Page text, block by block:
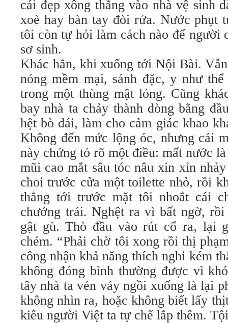
cái đẹp xông thẳng vào nhà vệ sinh
xoè hay bàn tay đòi rửa. Nước phụt
tôi còn tự hỏi làm cách nào để người
sơ sinh.
Khác hẳn, khi xuống tới Nội Bài.
nóng mềm mại, sánh đặc, y như
trong một thùng mật lỏng. Cũng
bay nhà ta chảy thành dòng bằng
hệt bò đái, làm cho cảm giác khao
Không đến mức lộng óc, nhưng cái
này chứng tỏ rõ một điều: mất nước
mũi cao mắt sâu tóc nâu xin xỉn
choi trước cửa một toilette nhỏ, rồi
thẳng tới trước mặt tôi nhoắt cái
chưởng trái. Nghệt ra vì bất ngờ,
gật gù. Thò đầu vào rút cổ ra, lại
chém. “Phải chờ tôi xong rồi thị
công nhận khả năng thích nghi kém
không đóng bình thường được vì
tây nhà ta vén váy ngồi xuống là lại
không nhìn ra, hoặc không biết lấy
kiểu người Việt ta tự chế lắp thêm.